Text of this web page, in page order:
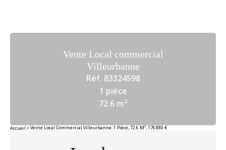
Vente Local commercial
Villeurbanne
Réf. 83324598
1 pièce
72.6 m²
Accueil Vente Local Commercial Villeurbanne, 1 Pièce, 72.6 M², 176 880 €